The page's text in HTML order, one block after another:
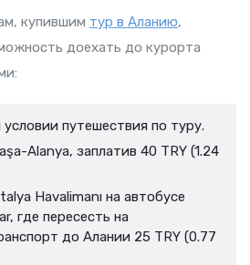
купившим тур в Аланию,
доехать до курорта
путешествия по туру.
Alanya, заплатив 40 TRY (1.24
Havalimanı на автобусе
где пересесть на
до Алании 25 TRY (0.77